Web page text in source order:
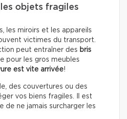
objets fragiles
les miroirs et les appareils
victimes du transport.
peut entraîner des bris
pour les gros meubles
est vite arrivée!
des couvertures ou des
vos biens fragiles. Il est
de ne jamais surcharger les